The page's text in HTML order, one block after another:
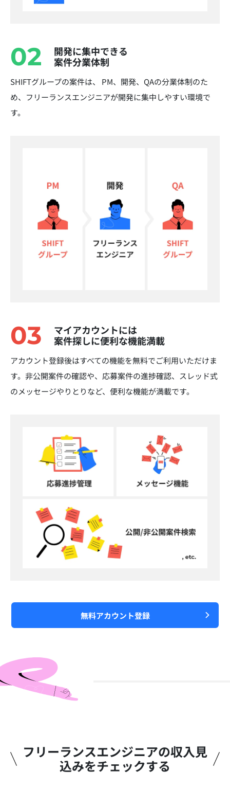
02
開発に集中できる
案件分業体制
SHIFTグループの案件は、 PM、開発、QAの分業体制のた
め、フリーランスエンジニアが開発に集中しやすい環境で
す。
03
マイアカウントには
案件探しに便利な機能満載
アカウント登録後はすべての機能を無料でご利用いただけま
す。非公開案件の確認や、応募案件の進捗確認、スレッド式
のメッセージやりとりなど、便利な機能が満載です。
無料アカウント登録
フリーランスエンジニアの収入見
込みをチェックする​